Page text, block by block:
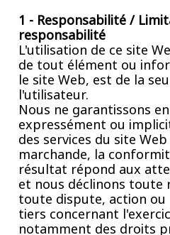
1 - Responsabilité /
responsabilité
L'utilisation de ce site
de tout élément ou
le site Web, est de la
l'utilisateur.
Nous ne garantissons
expressément ou
des services du site
marchande, la
résultat répond aux
et nous déclinons toute
toute dispute, action ou
tiers concernant
notamment des droits